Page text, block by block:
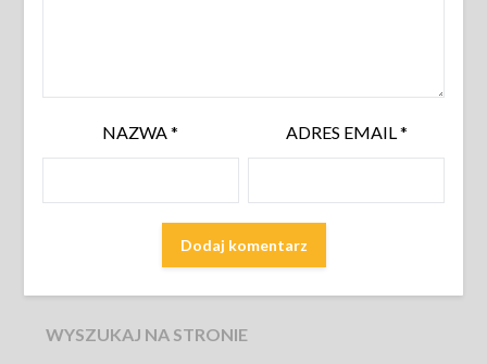
NAZWA* ADRES EMAIL *
WYSZUKAJ NA STRONIE